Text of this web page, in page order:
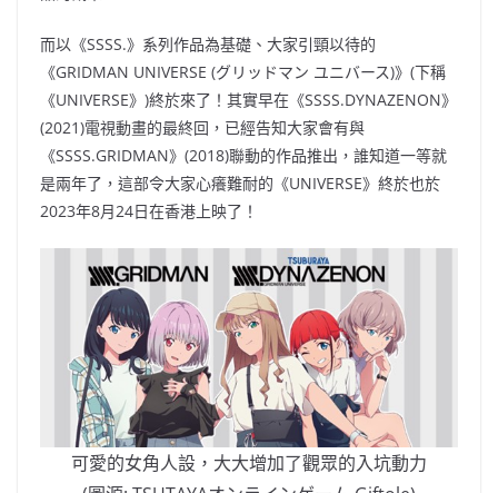
而以《SSSS.》系列作品為基礎、大家引頸以待的
《GRIDMAN UNIVERSE (グリッドマン ユニバース)》(下稱
《UNIVERSE》)終於來了！其實早在《SSSS.DYNAZENON》
(2021)電視動畫的最終回，已經告知大家會有與
《SSSS.GRIDMAN》(2018)聯動的作品推出，誰知道一等就
是兩年了，這部令大家心癢難耐的《UNIVERSE》終於也於
2023年8月24日在香港上映了！
可愛的女角人設，大大增加了觀眾的入坑動力